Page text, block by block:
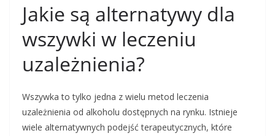
Jakie są alternatywy dla
wszywki w leczeniu
uzależnienia?
Wszywka to tylko jedna z wielu metod leczenia
uzależnienia od alkoholu dostępnych na rynku. Istnieje
wiele alternatywnych podejść terapeutycznych, które